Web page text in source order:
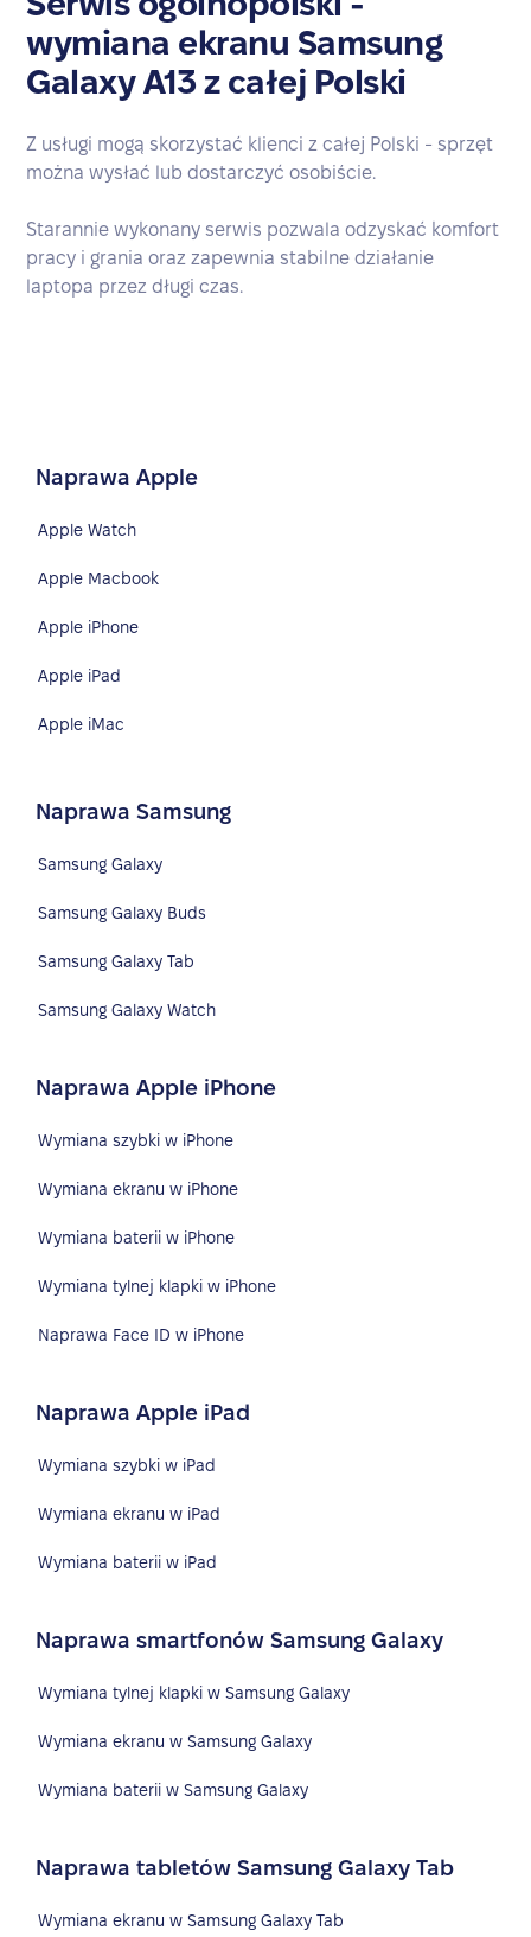
wymiana ekranu Samsung
Galaxy A13 z całej Polski
Z usługi mogą skorzystać klienci z całej Polski - sprzęt
można wysłać lub dostarczyć osobiście.
Starannie wykonany serwis pozwala odzyskać komfort
pracy i grania oraz zapewnia stabilne działanie
laptopa przez długi czas.
Naprawa Apple
Apple Watch
Apple Macbook
Apple iPhone
Apple iPad
Apple iMac
Naprawa Samsung
Samsung Galaxy
Samsung Galaxy Buds
Samsung Galaxy Tab
Samsung Galaxy Watch
Naprawa Apple iPhone
Wymiana szybki w iPhone
Wymiana ekranu w iPhone
Wymiana baterii w iPhone
Wymiana tylnej klapki w iPhone
Naprawa Face ID w iPhone
Naprawa Apple iPad
Wymiana szybki w iPad
Wymiana ekranu w iPad
Wymiana baterii w iPad
Naprawa smartfonów Samsung Galaxy
Wymiana tylnej klapki w Samsung Galaxy
Wymiana ekranu w Samsung Galaxy
Wymiana baterii w Samsung Galaxy
Naprawa tabletów Samsung Galaxy Tab
Wymiana ekranu w Samsung Galaxy Tab